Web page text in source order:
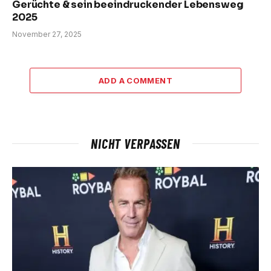
Gerüchte & sein beeindruckender Lebensweg
2025
November 27, 2025
ADD A COMMENT
NICHT VERPASSEN